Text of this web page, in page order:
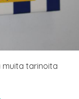
muita tarinoita